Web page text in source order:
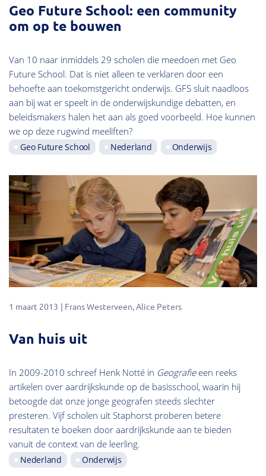
Geo Future School: een community
om op te bouwen
Van 10 naar inmiddels 29 scholen die meedoen met Geo
Future School. Dat is niet alleen te verklaren door een
behoefte aan toekomstgericht onderwijs. GFS sluit naadloos
aan bij wat er speelt in de onderwijskundige debatten, en
beleidsmakers halen het aan als goed voorbeeld. Hoe kunnen
we op deze rugwind meeliften?
Geo Future School Nederland Onderwijs
1 maart 2013 Frans Westerveen Alice Peters
Van huis uit
In 2009-2010 schreef Henk Notté in Geografie een reeks
artikelen over aardrijkskunde op de basisschool, waarin hij
betoogde dat onze jonge geografen steeds slechter
presteren. Vijf scholen uit Staphorst proberen betere
resultaten te boeken door aardrijkskunde aan te bieden
vanuit de context van de leerling.
Nederland Onderwijs